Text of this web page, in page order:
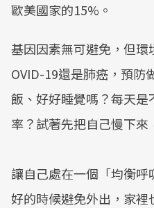
歐美國家的15%。
基因因素無可避免，但
OVID-19還是肺癌，預防
飯、好好睡覺嗎？每天
率？試著先把自己慢下來
讓自己處在一個「均衡
好的時候避免外出，家